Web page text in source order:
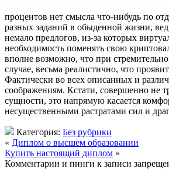
процентов нет смысла что-нибудь по
разных заданий в обыденной жизни,
немало предлогов, из-за которых
необходимость поменять свою
вполне возможно, что при
случае, весьма реалистично, что
Фактически во всех описанных и
соображениям. Кстати, совершенно не
сущности, это напрямую касается
несущественными растратами сил и
Категория: Без рубрики
« Диплом о высшем образовании
Купить настоящий диплом »
Комментарии и пинги к записи